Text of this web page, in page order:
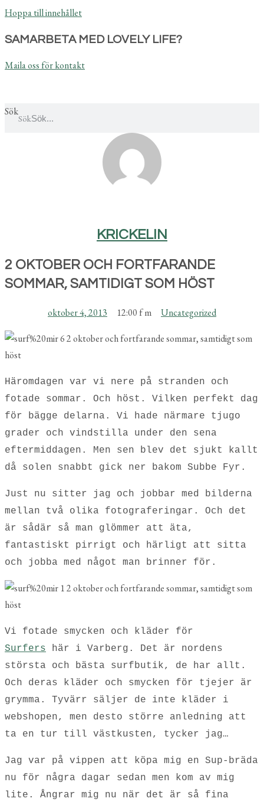
Hoppa till innehållet
SAMARBETA MED LOVELY LIFE?
Maila oss för kontakt
Sök
Sök
KRICKELIN
2 OKTOBER OCH FORTFARANDE
SOMMAR, SAMTIDIGT SOM HÖST
oktober 4, 2013 12:00 f m Uncategorized
Häromdagen var vi nere på stranden och
fotade sommar. Och höst. Vilken perfekt dag
för bägge delarna. Vi hade närmare tjugo
grader och vindstilla under den sena
eftermiddagen. Men sen blev det sjukt kallt
då solen snabbt gick ner bakom Subbe Fyr.
Just nu sitter jag och jobbar med bilderna
mellan två olika fotograferingar. Och det
är sådär så man glömmer att äta,
fantastiskt pirrigt och härligt att sitta
och jobba med något man brinner för.
Vi fotade smycken och kläder för
Surfers här i Varberg. Det är nordens
största och bästa surfbutik, de har allt.
Och deras kläder och smycken för tjejer är
grymma. Tyvärr säljer de inte kläder i
webshopen, men desto större anledning att
ta en tur till västkusten, tycker jag…
Jag var på vippen att köpa mig en Sup-bräda
nu för några dagar sedan men kom av mig
lite. Ångrar mig nu när det är så fina